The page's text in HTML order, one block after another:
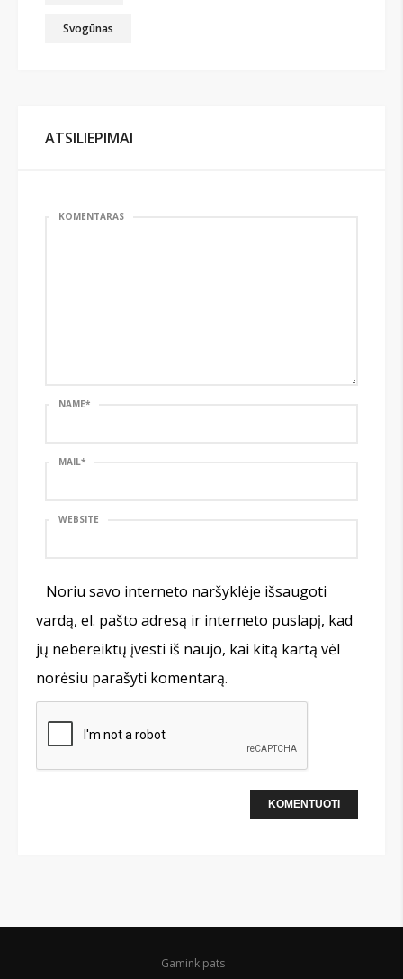
Svogūnas
ATSILIEPIMAI
KOMENTARAS
NAME*
MAIL*
WEBSITE
Noriu savo interneto naršyklėje išsaugoti
vardą, el. pašto adresą ir interneto puslapį, kad
jų nebereiktų įvesti iš naujo, kai kitą kartą vėl
norėsiu parašyti komentarą.
Gamink pats